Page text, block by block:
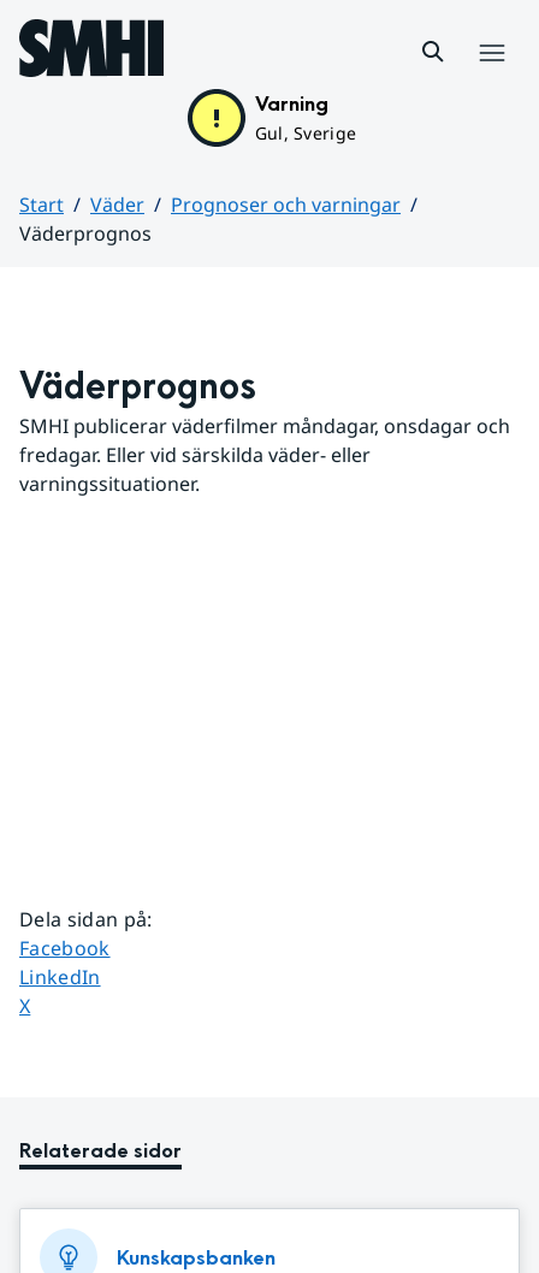
Hoppa till sidans innehåll
Varning
Gul, Sverige
Start Väder
Prognoser och varningar
Väderprognos
Väderprognos
SMHI publicerar väderfilmer måndagar, onsdagar och
fredagar. Eller vid särskilda väder- eller
varningssituationer.
Dela sidan på:
Dela sidan på
Facebook
Dela sidan på
LinkedIn
Dela sidan på
X
Relaterade sidor
Kunskapsbanken